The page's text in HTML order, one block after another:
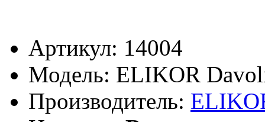
Артикул: 14004
Модель: ELIKOR
Производитель: